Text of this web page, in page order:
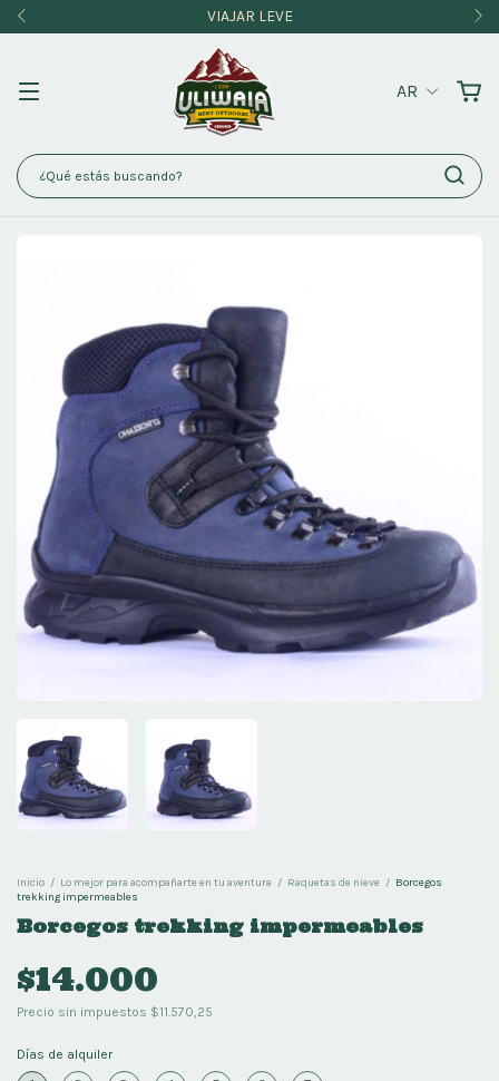
VIAJAR LEVE
AR
Inicio / Lo mejor para acompañarte en tu aventura / Raquetas de nieve / Borcegos
trekking impermeables
Borcegos trekking impermeables
$14.000
Precio sin impuestos $11.570,25
Días de alquiler